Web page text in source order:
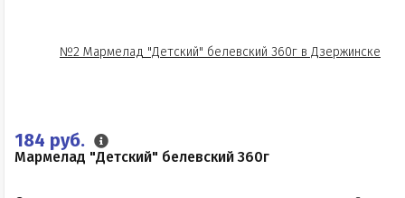
184 руб.
Мармелад "Детский" белевский 360г